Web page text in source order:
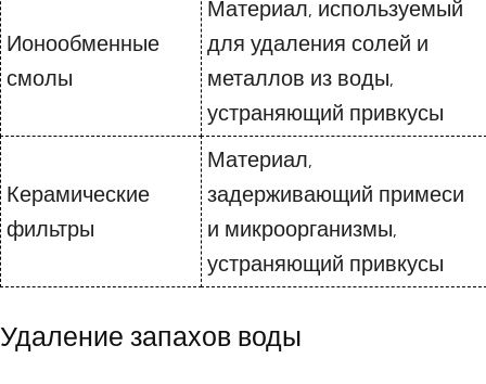
Ионообменные
смолы
Материал, используемый
для удаления солей и
металлов из воды,
устраняющий привкусы
Керамические
фильтры
Материал,
задерживающий примеси
и микроорганизмы,
устраняющий привкусы
Удаление запахов воды